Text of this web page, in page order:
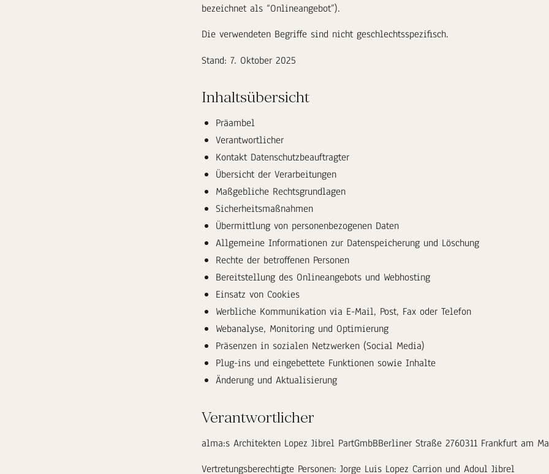
bezeichnet als “Onlineangebot”).
Die verwendeten Begriffe sind nicht geschlechtsspezifisch.
Stand: 7. Oktober 2025
Inhaltsübersicht
Präambel
Verantwortlicher
Kontakt Datenschutzbeauftragter
Übersicht der Verarbeitungen
Maßgebliche Rechtsgrundlagen
Sicherheitsmaßnahmen
Übermittlung von personenbezogenen Daten
Allgemeine Informationen zur Datenspeicherung und Löschung
Rechte der betroffenen Personen
Bereitstellung des Onlineangebots und Webhosting
Einsatz von Cookies
Werbliche Kommunikation via E-Mail, Post, Fax oder Telefon
Webanalyse, Monitoring und Optimierung
Präsenzen in sozialen Netzwerken (Social Media)
Plug-ins und eingebettete Funktionen sowie Inhalte
Änderung und Aktualisierung
Verantwortlicher
alma:s Architekten Lopez Jibrel PartGmbBBerliner Straße 2760311 Frankfurt am
Vertretungsberechtigte Personen: Jorge Luis Lopez Carrion und Adoul Jibrel